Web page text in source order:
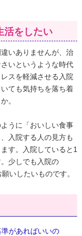
活をしたい
いありませんが、治
いというような時代
スを軽減させる入院
ても気持ちを落ち着
。
うに「おいしい食事
入院する人の見方も
す。入院していると1
少しでも入院の
いしたいものです。
があればいいの